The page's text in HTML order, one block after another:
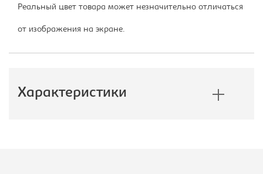
Реальный цвет товара может незначительно отличаться
от изображения на экране.
Характеристики